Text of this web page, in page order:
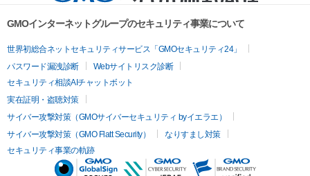
GMOインターネットグループのセキュリティ事業について
世界初総合ネットセキュリティサービス「GMOセキュリティ24」
パスワード漏洩診断
Webサイトリスク診断
セキュリティ相談AIチャットボット
実在証明・盗聴対策
サイバー攻撃対策（GMOサイバーセキュリティ byイエラエ）
サイバー攻撃対策（GMO Flatt Security）
なりすまし対策
セキュリティ事業の軌跡